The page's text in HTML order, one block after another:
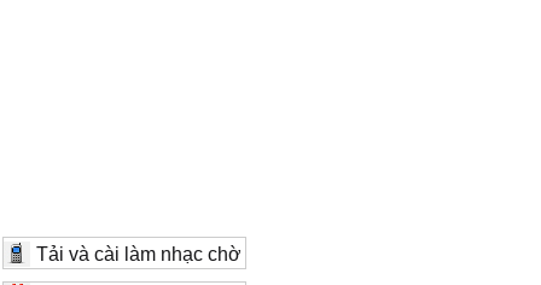
Tải và cài làm nhạc chờ